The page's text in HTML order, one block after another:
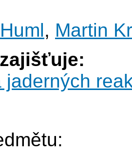
, Martin
jaderných